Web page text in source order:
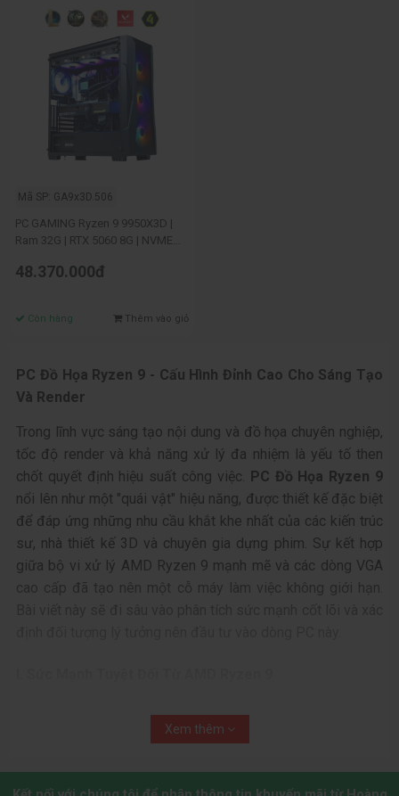
Mã SP: GA9x3D.506
PC GAMING Ryzen 9 9950X3D |
Ram 32G | RTX 5060 8G | NVME
48.370.000đ
Còn hàng Thêm vào giỏ
PC Đồ Họa Ryzen 9 - Cấu Hình Đỉnh Cao Cho Sáng Tạo
Và Render
Trong lĩnh vực sáng tạo nội dung và đồ họa chuyên nghiệp,
tốc độ render và khả năng xử lý đa nhiệm là yếu tố then
chốt quyết định hiệu suất công việc. PC Đồ Họa Ryzen 9
nổi lên như một "quái vật" hiệu năng, được thiết kế đặc biệt
để đáp ứng những nhu cầu khắt khe nhất của các kiến trúc
sư, nhà thiết kế 3D và chuyên gia dựng phim. Sự kết hợp
giữa bộ vi xử lý AMD Ryzen 9 mạnh mẽ và các dòng VGA
cao cấp đã tạo nên một cỗ máy làm việc không giới hạn.
AMD Ryzen 9là trái tim của dòng PC này. Với
số lượng nhân và luồng vượt trội (12 nhân/24 luồng hoặc
Xem thêm